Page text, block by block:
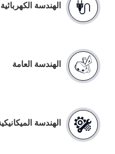
الهندسة الكهربائية
الهندسة العامة
الهندسة